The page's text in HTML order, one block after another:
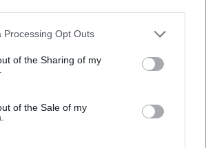
website/app uses one or more Google
or usage behaviour. You may click to
to Google and its third-party tags to
specified purposes in below Google
Processing Opt Outs
of the Sharing of my
of the Sale of my